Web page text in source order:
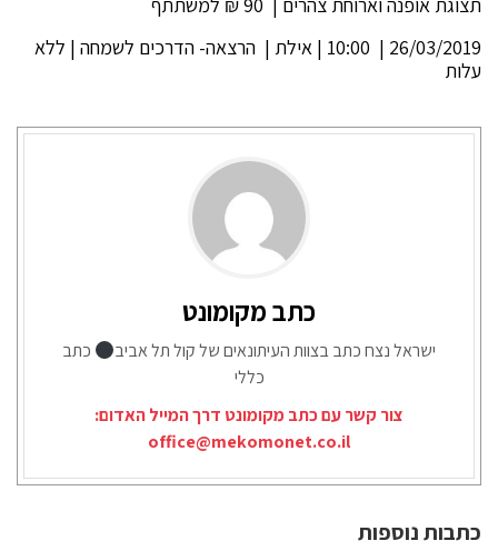
26/03/2019 | 10:00 | אילת | הרצאה- הדרכים לשמחה | ללא
עלות
כתב מקומונט
ישראל נצח כתב בצוות העיתונאים של קול תל אביב
כתב
כללי
צור קשר עם כתב מקומונט דרך המייל האדום:
office@mekomonet.co.il
כתבות נוספות